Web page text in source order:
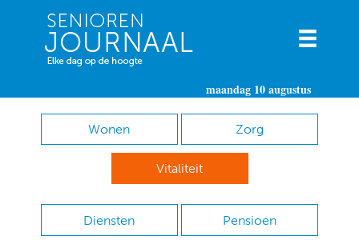
maandag 10 augustus
Wonen Zorg
Vitaliteit
Diensten Pensioen